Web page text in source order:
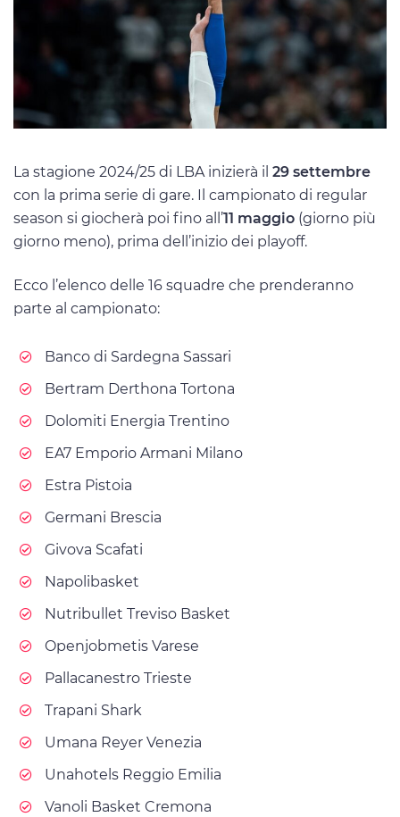
La stagione 2024/25 di LBA inizierà il 29 settembre
con la prima serie di gare. Il campionato di regular
season si giocherà poi fino all’11 maggio (giorno più
giorno meno), prima dell’inizio dei playoff.
Ecco l’elenco delle 16 squadre che prenderanno
parte al campionato:
Banco di Sardegna Sassari
Bertram Derthona Tortona
Dolomiti Energia Trentino
EA7 Emporio Armani Milano
Estra Pistoia
Germani Brescia
Givova Scafati
Napolibasket
Nutribullet Treviso Basket
Openjobmetis Varese
Pallacanestro Trieste
Trapani Shark
Umana Reyer Venezia
Unahotels Reggio Emilia
Vanoli Basket Cremona